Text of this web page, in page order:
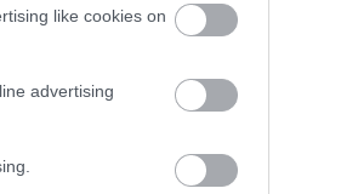
like cookies on
advertising
χρήση στεροειδών
το οικογενειακό ιστορικό
στους νεότερους ανθρώπους, λέει ο
στις οποίες
και η ευαισθησία σε φωτεινά